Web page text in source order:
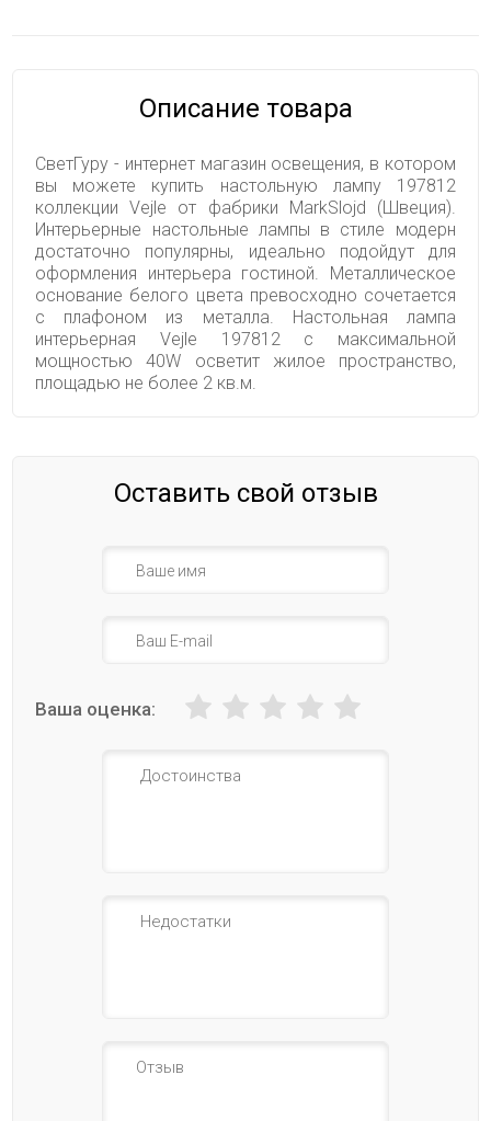
Описание товара
СветГуру - интернет магазин освещения, в котором
вы можете купить настольную лампу 197812
коллекции Vejle от фабрики MarkSlojd (Швеция).
Интерьерные настольные лампы в стиле модерн
достаточно популярны, идеально подойдут для
оформления интерьера гостиной. Металлическое
основание белого цвета превосходно сочетается
с плафоном из металла. Настольная лампа
интерьерная Vejle 197812 с максимальной
мощностью 40W осветит жилое пространство,
площадью не более 2 кв.м.
Оставить свой отзыв
Ваша оценка: